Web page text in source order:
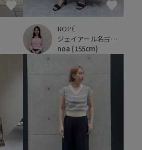
ROPÉ
ジェイアール名古屋タカシマヤ
noa (155cm)